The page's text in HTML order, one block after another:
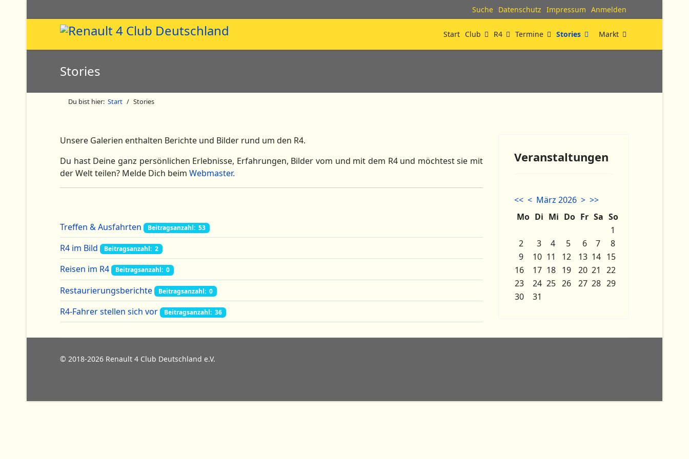
Suche Datenschutz Impressum Anmelden
Start Club R4 Termine Stories Markt
Stories
Du bist hier: Start Stories
Unsere Galerien enthalten Berichte und Bilder rund um den R4.
Du hast Deine ganz persönlichen Erlebnisse, Erfahrungen, Bilder vom und mit dem R4 und möchtest sie mit
der Welt teilen? Melde Dich beim Webmaster.
Treffen & Ausfahrten Beitragsanzahl: 53
R4 im Bild Beitragsanzahl: 2
Reisen im R4 Beitragsanzahl: 0
Restaurierungsberichte Beitragsanzahl: 0
R4-Fahrer stellen sich vor Beitragsanzahl: 36
Veranstaltungen
<< < März 2026 > >>
Mo Di Mi Do Fr Sa So
1
2
3 4 5 6 7
8
9
10 11 12 13 14 15
16
17 18 19 20 21
22
23
24 25 26 27 28 29
30
31
© 2018-2026 Renault 4 Club Deutschland e.V.